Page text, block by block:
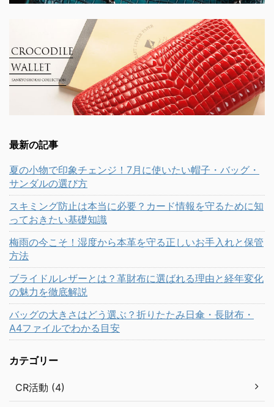
最新の記事
夏の小物で印象チェンジ！7月に使いたい帽子・バッグ・
サンダルの選び方
スキミング防止は本当に必要？カード情報を守るために知
っておきたい基礎知識
梅雨の今こそ！湿度から本革を守る正しいお手入れと保管
方法
ブライドルレザーとは？革財布に選ばれる理由と経年変化
の魅力を徹底解説
バッグの大きさはどう選ぶ？折りたたみ日傘・長財布・
A4ファイルでわかる目安
カテゴリー
CR活動 (4)